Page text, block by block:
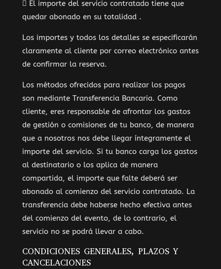
 El importe del servicio contratado tiene que
quedar abonado en su totalidad .
Los importes y todos los detalles se especificarán
claramente al cliente por correo electrónico antes
de confirmar la reserva.
Los métodos ofrecidos para realizar los pagos
son mediante Transferencia Bancaria. Como
cliente, eres responsable de afrontar los gastos
de gestión o comisiones de tu banco, de manera
que a nosotros nos debe llegar íntegramente el
importe del servicio. Si tu banco carga los gastos
al destinatario o los aplica de manera
compartida, el importe que falte deberá ser
abonado al comienzo del servicio contratado. La
transferencia debe haberse hecho efectiva antes
del comienzo del evento, de lo contrario, el
servicio no se podrá llevar a cabo.
CONDICIONES GENERALES, PLAZOS Y
CANCELACIONES